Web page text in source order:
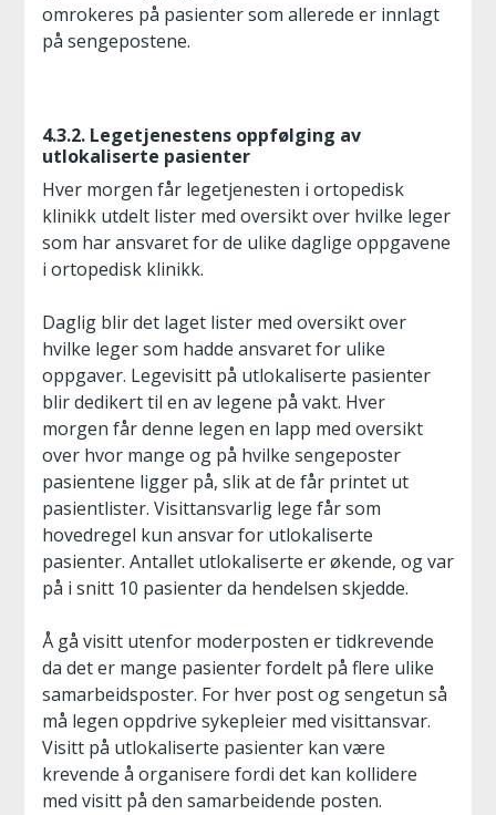
omrokeres på pasienter som allerede er innlagt
på sengepostene.
4.3.2. Legetjenestens oppfølging av
utlokaliserte pasienter
Hver morgen får legetjenesten i ortopedisk
klinikk utdelt lister med oversikt over hvilke leger
som har ansvaret for de ulike daglige oppgavene
i ortopedisk klinikk.
Daglig blir det laget lister med oversikt over
hvilke leger som hadde ansvaret for ulike
oppgaver. Legevisitt på utlokaliserte pasienter
blir dedikert til en av legene på vakt. Hver
morgen får denne legen en lapp med oversikt
over hvor mange og på hvilke sengeposter
pasientene ligger på, slik at de får printet ut
pasientlister. Visittansvarlig lege får som
hovedregel kun ansvar for utlokaliserte
pasienter. Antallet utlokaliserte er økende, og var
på i snitt 10 pasienter da hendelsen skjedde.
Å gå visitt utenfor moderposten er tidkrevende
da det er mange pasienter fordelt på flere ulike
samarbeidsposter. For hver post og sengetun så
må legen oppdrive sykepleier med visittansvar.
Visitt på utlokaliserte pasienter kan være
krevende å organisere fordi det kan kollidere
med visitt på den samarbeidende posten.